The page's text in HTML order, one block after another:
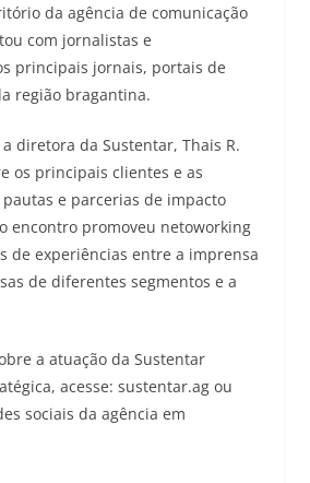
da agência de comunicação
com jornalistas e
principais jornais, portais de
região bragantina.
diretora da Sustentar, Thais R.
os principais clientes e as
e parcerias de impacto
encontro promoveu netoworking
de experiências entre a imprensa
de diferentes segmentos e a
a atuação da Sustentar
acesse: sustentar.ag ou
sociais da agência em